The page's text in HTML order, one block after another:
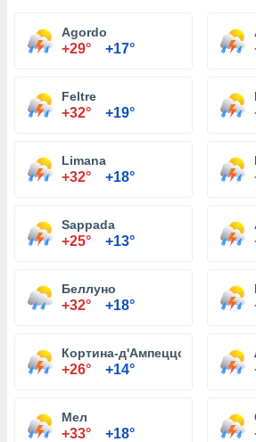
Agordo
+29° +17°
Feltre
+32° +19°
Limana
+32° +18°
Sappada
+25° +13°
Беллуно
+32° +18°
Кортина-д'Ампеццо
+26° +14°
Мел
+33° +18°